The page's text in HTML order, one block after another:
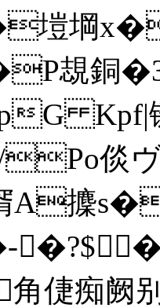
塏堈
覟銅�3
G Kpf|
倓ヴ]
A攈
角倢痴阙